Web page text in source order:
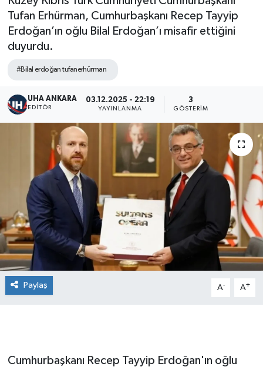
Tufan Erhürman, Cumhurbaşkanı Recep Tayyip
Erdoğan’ın oğlu Bilal Erdoğan’ı misafir ettiğini
duyurdu.
#Bilal erdoğan tufanerhürman
UHA ANKARA
EDITÖR
03.12.2025 - 22:19
YAYINLANMA
3
GÖSTERIM
Paylaş A- A+
Cumhurbaşkanı Recep Tayyip Erdoğan'ın oğlu
Spor
Tüm Manşetler